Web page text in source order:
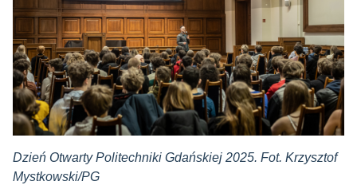
Dzień Otwarty Politechniki Gdańskiej 2025. Fot. Krzysztof
Mystkowski/PG